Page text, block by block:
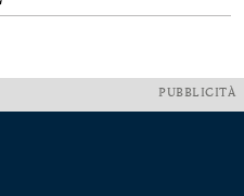
PUBBLICITÀ